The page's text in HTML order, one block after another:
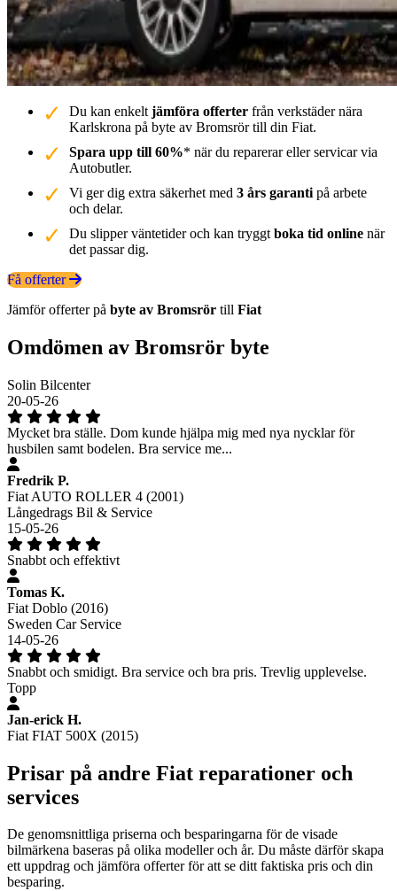
Du kan enkelt jämföra offerter från verkstäder nära
Karlskrona på byte av Bromsrör till din Fiat.
Spara upp till 60%* när du reparerar eller servicar via
Autobutler.
Vi ger dig extra säkerhet med 3 års garanti på arbete
och delar.
Du slipper väntetider och kan tryggt boka tid online när
det passar dig.
Få offerter
Jämför offerter på byte av Bromsrör till Fiat
Omdömen av Bromsrör byte
Solin Bilcenter
20-05-26
Mycket bra ställe. Dom kunde hjälpa mig med nya nycklar för
husbilen samt bodelen. Bra service me...
Fredrik P.
Fiat AUTO ROLLER 4 (2001)
Långedrags Bil & Service
15-05-26
Snabbt och effektivt
Tomas K.
Fiat Doblo (2016)
Sweden Car Service
14-05-26
Snabbt och smidigt. Bra service och bra pris. Trevlig upplevelse.
Topp
Jan-erick H.
Fiat FIAT 500X (2015)
Prisar på andre Fiat reparationer och
services
De genomsnittliga priserna och besparingarna för de visade
bilmärkena baseras på olika modeller och år. Du måste därför skapa
ett uppdrag och jämföra offerter för att se ditt faktiska pris och din
besparing.